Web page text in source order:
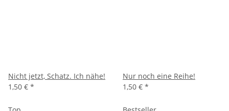
Nicht jetzt, Schatz. Ich nähe!
1,50 € *
Nur noch eine Reihe!
1,50 € *